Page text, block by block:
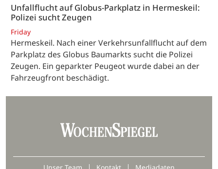
Unfallflucht auf Globus-Parkplatz in Hermeskeil:
Polizei sucht Zeugen
Friday
Hermeskeil. Nach einer Verkehrsunfallflucht auf dem
Parkplatz des Globus Baumarkts sucht die Polizei
Zeugen. Ein geparkter Peugeot wurde dabei an der
Fahrzeugfront beschädigt.